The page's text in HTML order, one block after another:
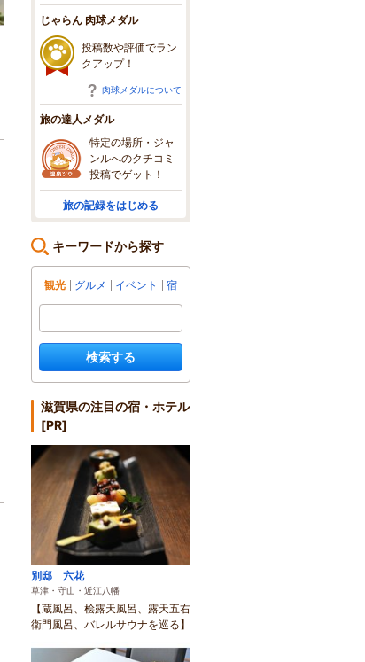
じゃらん 肉球メダル
投稿数や評価でラン
クアップ！
肉球メダルについて
旅の達人メダル
特定の場所・ジャ
ンルへのクチコミ
投稿でゲット！
旅の記録をはじめる
キーワードから探す
観光 グルメ イベント 宿
検索する
滋賀県の注目の宿・ホテル
[PR]
別邸 六花
草津・守山・近江八幡
【蔵風呂、桧露天風呂、露天五右
衛門風呂、バレルサウナを巡る】